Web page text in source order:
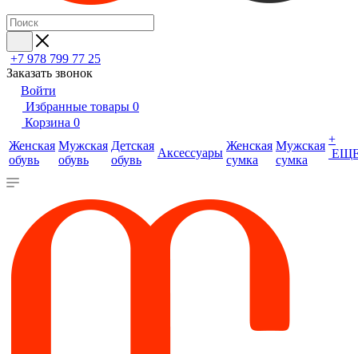
+7 978 799 77 25
Заказать звонок
Войти
Избранные товары 0
Корзина 0
Женская
обувь
Мужская
обувь
Детская
обувь
Аксессуары
Женская
сумка
Мужская
сумка
+